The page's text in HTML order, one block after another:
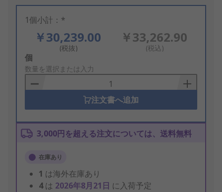
1個小計：*
￥30,239.00
(税抜)
￥33,262.90
(税込)
Add
to
Basket
個
数量を選択または入力
注文書へ追加
3,000円を超える注文については、送料無料
在庫あり
1 は海外在庫あり
4は 2026年8月21日 に入荷予定